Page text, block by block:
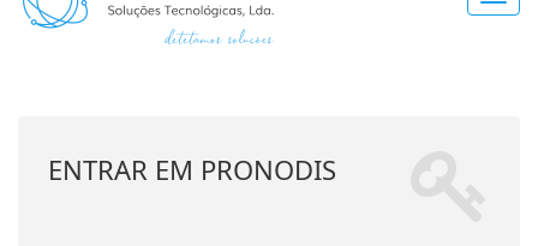
ENTRAR EM PRONODIS